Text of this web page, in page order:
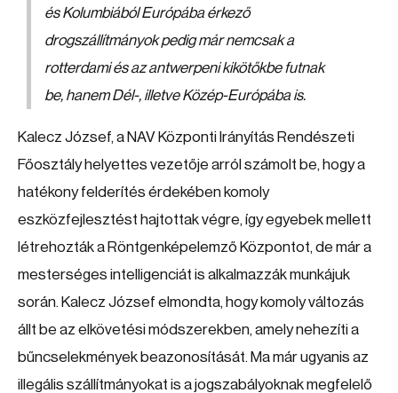
és Kolumbiából Európába érkező
drogszállítmányok pedig már nemcsak a
rotterdami és az antwerpeni kikötőkbe futnak
be, hanem Dél-, illetve Közép-Európába is.
Kalecz József, a NAV Központi Irányítás Rendészeti
Főosztály helyettes vezetője arról számolt be, hogy a
hatékony felderítés érdekében komoly
eszközfejlesztést hajtottak végre, így egyebek mellett
létrehozták a Röntgenképelemző Központot, de már a
mesterséges intelligenciát is alkalmazzák munkájuk
során. Kalecz József elmondta, hogy komoly változás
állt be az elkövetési módszerekben, amely nehezíti a
bűncselekmények beazonosítását. Ma már ugyanis az
illegális szállítmányokat is a jogszabályoknak megfelelő